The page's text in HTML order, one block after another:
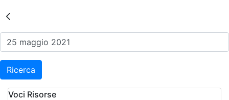
Risultati della Ricerca -
Ricerca
Voci Risorse